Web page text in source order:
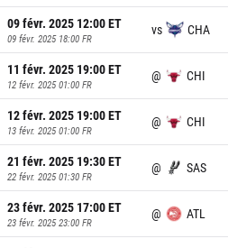
09 févr. 2025 12:00ET
09 févr. 2025 18:00 FR
vs CHA
11 févr. 2025 19:00ET
12 févr. 2025 01:00 FR
@ CHI
12 févr. 2025 19:00ET
13 févr. 2025 01:00 FR
@ CHI
21 févr. 2025 19:30ET
22 févr. 2025 01:30 FR
@ SAS
23 févr. 2025 17:00ET
23 févr. 2025 23:00 FR
@ ATL